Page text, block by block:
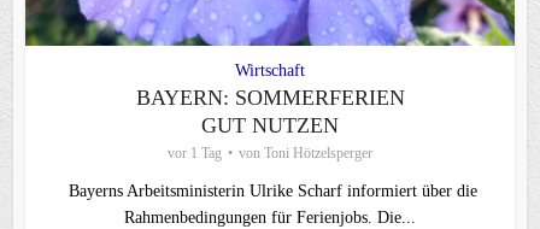
Wirtschaft
BAYERN: SOMMERFERIEN
GUT NUTZEN
vor 1 Tag von Toni Hötzelsperger
Bayerns Arbeitsministerin Ulrike Scharf informiert über die
Rahmenbedingungen für Ferienjobs. Die...